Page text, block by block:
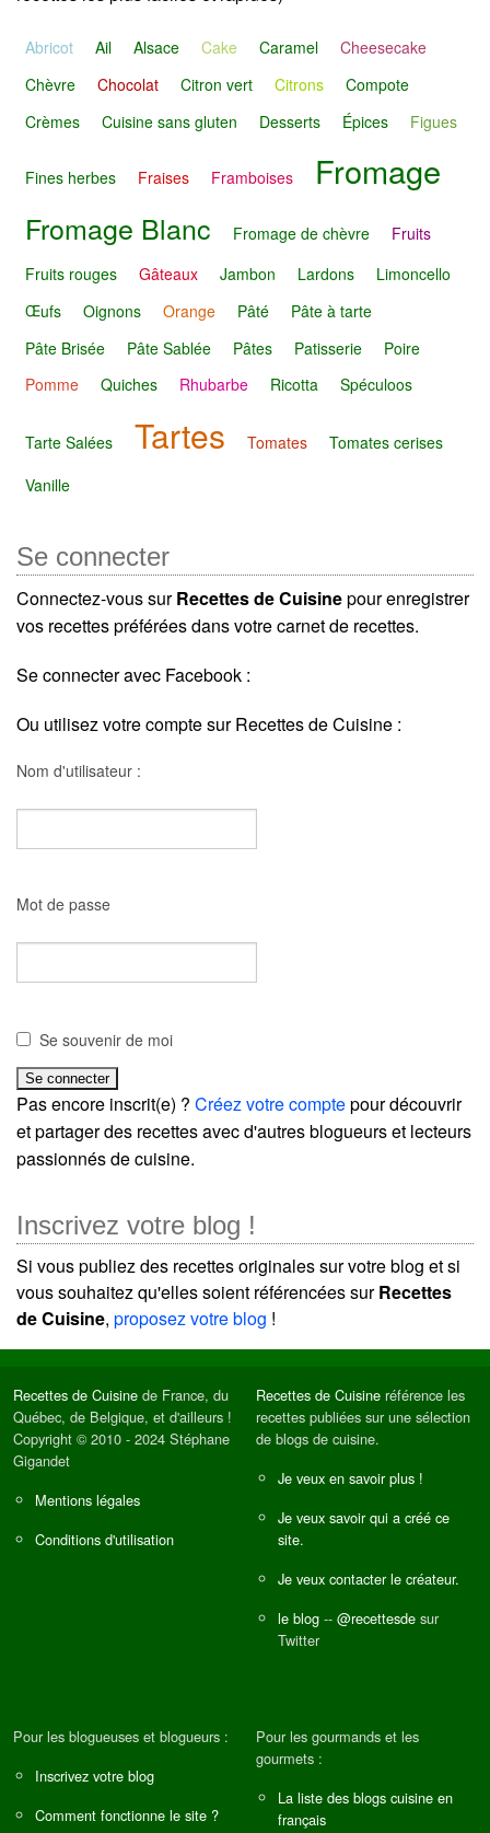
Abricot Ail Alsace Cake Caramel
Cheesecake
Chèvre
Chocolat Citron vert Citrons
Compote
Crèmes
Cuisine sans gluten Desserts Épices Figues
Fines herbes Fraises Framboises Fromage
Fromage Blanc Fromage de chèvre
Fruits
Fruits rouges
Gâteaux Jambon Lardons
Limoncello
Œufs
Oignons Orange Pâté
Pâte à tarte
Pâte Brisée
Pâte Sablée Pâtes Patisserie
Poire
Pomme
Quiches Rhubarbe Ricotta Spéculoos
Tarte Salées Tartes Tomates
Tomates cerises
Vanille
Se connecter
Connectez-vous surRecettes de Cuisinepour enregistrer
vos recettes préférées dans votre carnet de recettes.
Se connecter avec Facebook :
Ou utilisez votre compte sur Recettes de Cuisine :
Nom d'utilisateur :
Mot de passe
Se souvenir de moi
Pas encore inscrit(e) ? Créez votre comptepour découvrir
et partager des recettes avec d'autres blogueurs et lecteurs
passionnés de cuisine.
Inscrivez votre blog !
Si vous publiez des recettes originales sur votre blog et si
vous souhaitez qu'elles soient référencées surRecettes
de Cuisine, proposez votre blog !
Recettes de Cuisine de France, du
Québec, de Belgique, et d'ailleurs !
Copyright © 2010 - 2024 Stéphane
Gigandet
Mentions légales
Conditions d'utilisation
Recettes de Cuisine référence les
recettes publiées sur une sélection
de blogs de cuisine.
Je veux en savoir plus !
Je veux savoir qui a créé ce
site.
Je veux contacter le créateur.
le blog -- @recettesde sur
Twitter
Pour les blogueuses et blogueurs :
Inscrivez votre blog
Comment fonctionne le site ?
Pour les gourmands et les
gourmets :
La liste des blogs cuisine en
français